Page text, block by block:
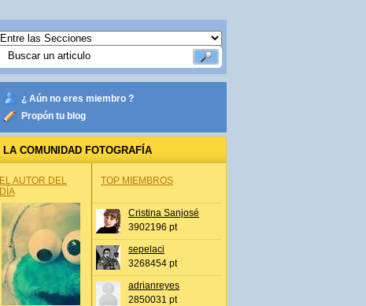
¿ Aún no eres miembro ?
Propón tu blog
LA COMUNIDAD FOTOGRAFÍA
EL AUTOR DEL
DÍA
TOP MIEMBROS
Cristina Sanjosé
3902196 pt
sepelaci
3268454 pt
adrianreyes
2850031 pt